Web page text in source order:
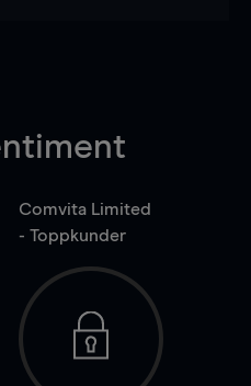
Comvita Limited
- Toppkunder